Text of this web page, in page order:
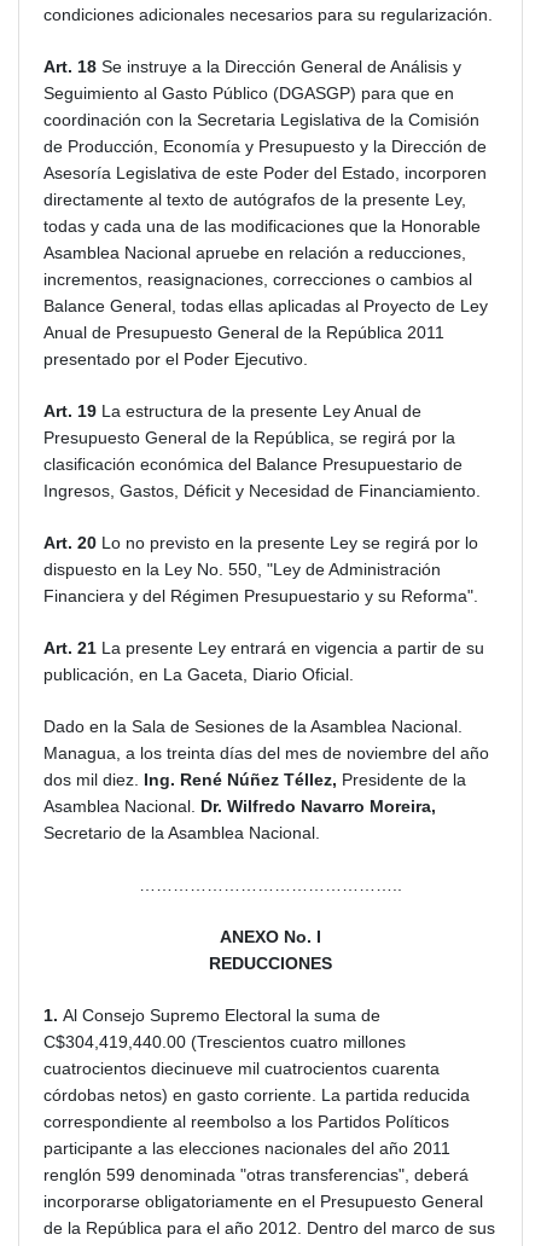
condiciones adicionales necesarios para su regularización.
Art. 18 Se instruye a la Dirección General de Análisis y
Seguimiento al Gasto Público (DGASGP) para que en
coordinación con la Secretaria Legislativa de la Comisión
de Producción, Economía y Presupuesto y la Dirección de
Asesoría Legislativa de este Poder del Estado, incorporen
directamente al texto de autógrafos de la presente Ley,
todas y cada una de las modificaciones que la Honorable
Asamblea Nacional apruebe en relación a reducciones,
incrementos, reasignaciones, correcciones o cambios al
Balance General, todas ellas aplicadas al Proyecto de Ley
Anual de Presupuesto General de la República 2011
presentado por el Poder Ejecutivo.
Art. 19 La estructura de la presente Ley Anual de
Presupuesto General de la República, se regirá por la
clasificación económica del Balance Presupuestario de
Ingresos, Gastos, Déficit y Necesidad de Financiamiento.
Art. 20 Lo no previsto en la presente Ley se regirá por lo
dispuesto en la Ley No. 550, "Ley de Administración
Financiera y del Régimen Presupuestario y su Reforma".
Art. 21 La presente Ley entrará en vigencia a partir de su
publicación, en La Gaceta, Diario Oficial.
Dado en la Sala de Sesiones de la Asamblea Nacional.
Managua, a los treinta días del mes de noviembre del año
dos mil diez. Ing. René Núñez Téllez, Presidente de la
Asamblea Nacional. Dr. Wilfredo Navarro Moreira,
Secretario de la Asamblea Nacional.
ANEXO No. I
REDUCCIONES
1. Al Consejo Supremo Electoral la suma de
C$304,419,440.00 (Trescientos cuatro millones
cuatrocientos diecinueve mil cuatrocientos cuarenta
córdobas netos) en gasto corriente. La partida reducida
correspondiente al reembolso a los Partidos Políticos
participante a las elecciones nacionales del año 2011
renglón 599 denominada "otras transferencias", deberá
incorporarse obligatoriamente en el Presupuesto General
de la República para el año 2012. Dentro del marco de sus